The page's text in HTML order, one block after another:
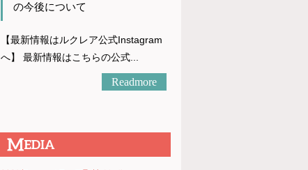
の今後について
【最新情報はルクレア公式Instagram
へ】 最新情報はこちらの公式...
Readmore